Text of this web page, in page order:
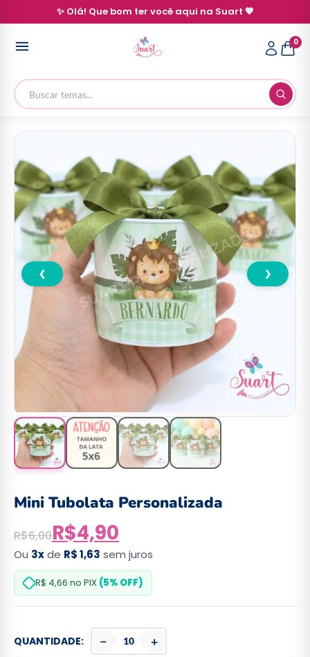
✨ Olá! Que bom ter você aqui na Suart 💖
0
❮ ❯
Mini Tubolata Personalizada
R$6,00R$4,90
Ou 3xde R$ 1,63 sem juros
R$ 4,66 no PIX (5% OFF)
QUANTIDADE: − +